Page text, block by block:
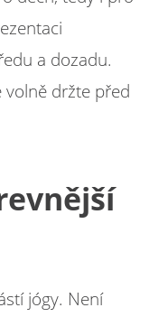
a dozadu.
volně držte před
jógy. Není